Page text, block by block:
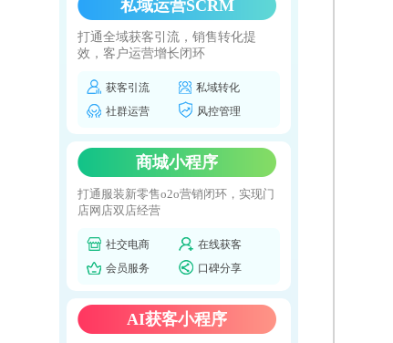
私域运营SCRM
打通全域获客引流，销售转化提
效，客户运营增长闭环
获客引流
私域转化
社群运营
风控管理
商城小程序
打通服装新零售o2o营销闭环，实现门
店网店双店经营
社交电商
在线获客
会员服务
口碑分享
AI获客小程序